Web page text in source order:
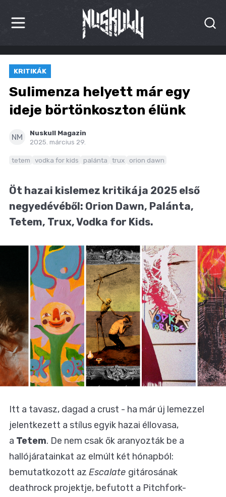
HÍREK
KRITIKÁK
BESZÁMOLÓK
MÁSVILÁG
BLOG
KRITIKÁK
Sulimenza helyett már egy
ideje börtönkoszton élünk
NM
Nuskull Magazin
2025. március 29.
tetem vodka for kids palánta trux orion dawn
Öt hazai kislemez kritikája 2025 első
negyedévéből: Orion Dawn, Palánta,
Tetem, Trux, Vodka for Kids.
Itt a tavasz, dagad a crust - ha már új lemezzel
jelentkezett a stílus egyik hazai éllovasa,
a Tetem. De nem csak ők aranyozták be a
hallójáratainkat az elmúlt két hónapból:
bemutatkozott az Escalate gitárosának
deathrock projektje, befutott a Pitchfork-